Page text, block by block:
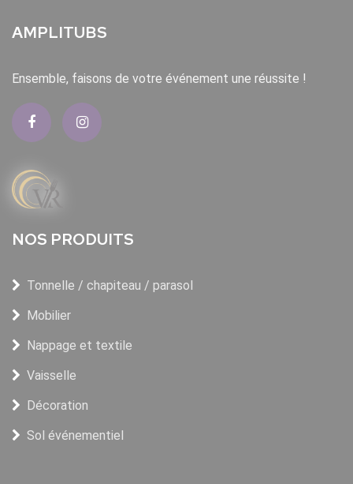
AMPLITUBS
Ensemble, faisons de votre événement une réussite !
NOS PRODUITS
Tonnelle / chapiteau / parasol
Mobilier
Nappage et textile
Vaisselle
Décoration
Sol événementiel